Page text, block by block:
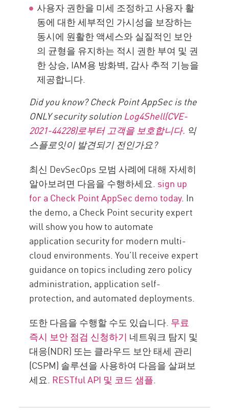
사용자 권한을 미세 조정하고 사용자 활
동에 대한 세부적인 가시성을 보장하는
동시에 원활한 액세스와 실질적인 보안
의 균형을 유지하는 적시 권한 부여 및 권
한 상승, IAM용 방화벽, 감사 추적 기능을
제공합니다.
Did you know? Check Point AppSec is the
ONLY security solutionLog4Shell(CVE-
2021-44228)로부터 고객을 보호합니다. 익
스플로잇이 발견되기 전인가요?
최신 DevSecOps 모범 사례에 대해 자세히
알아보려면 다음을 수행하세요. sign up
for a Check Point AppSec demo today. In
the demo, a Check Point security expert
will show you how to automate
application security for modern multi-
cloud environments. You’ll receive expert
guidance on topics including zero policy
administration, application self-
protection, and automated deployments.
또한 다음을 수행할 수도 있습니다. 무료
즉시 보안 점검 신청하기 네트워크 탐지 및
대응(NDR) 또는 클라우드 보안 태세 관리
(CSPM) 솔루션을 사용하여 다음을 살펴보
세요. RESTful API 및 코드 샘플.